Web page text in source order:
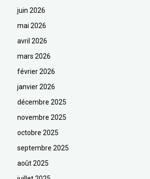
juin 2026
mai 2026
avril 2026
mars 2026
février 2026
janvier 2026
décembre 2025
novembre 2025
octobre 2025
septembre 2025
août 2025